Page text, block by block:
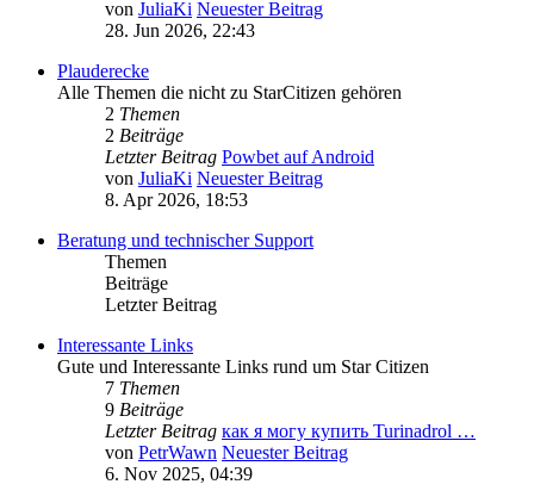
von JuliaKi Neuester Beitrag
28. Jun 2026, 22:43
Plauderecke
Alle Themen die nicht zu StarCitizen gehören
2 Themen
2 Beiträge
Letzter Beitrag Powbet auf Android
von JuliaKi Neuester Beitrag
8. Apr 2026, 18:53
Beratung und technischer Support
Themen
Beiträge
Letzter Beitrag
Interessante Links
Gute und Interessante Links rund um Star Citizen
7 Themen
9 Beiträge
Letzter Beitrag как я могу купить Turinadrol …
von PetrWawn Neuester Beitrag
6. Nov 2025, 04:39